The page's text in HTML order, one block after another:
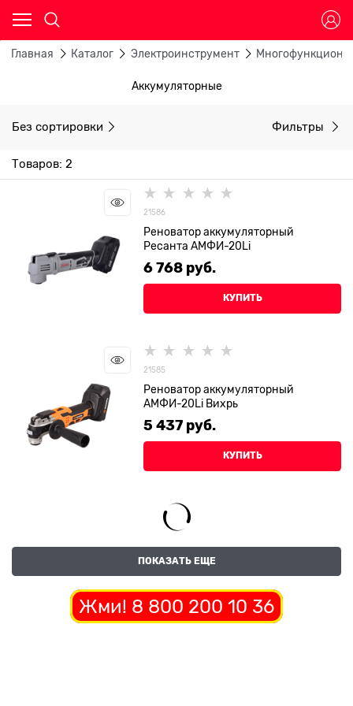
Главная Каталог Электроинструмент
Аккумуляторные
Без сортировки Фильтры
Товаров: 2
21586
Реноватор аккумуляторный
Ресанта АМФИ-20Li
6 768 руб.
КУПИТЬ
21585
Реноватор аккумуляторный
АМФИ-20Li Вихрь
5 437 руб.
КУПИТЬ
ПОКАЗАТЬ ЕЩЕ
Жми! 8 800 200 10 36